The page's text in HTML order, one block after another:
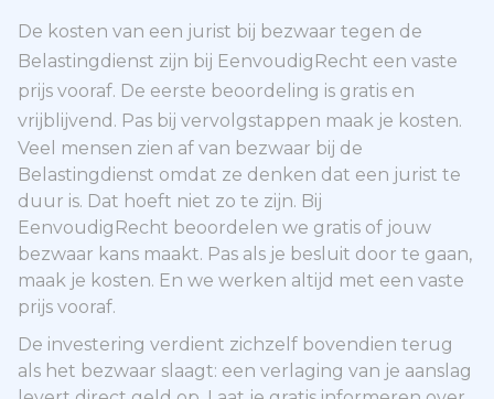
De kosten van een jurist bij bezwaar tegen de
Belastingdienst zijn bij EenvoudigRecht een vaste
prijs vooraf. De eerste beoordeling is gratis en
vrijblijvend. Pas bij vervolgstappen maak je kosten.
Veel mensen zien af van bezwaar bij de
Belastingdienst omdat ze denken dat een jurist te
duur is. Dat hoeft niet zo te zijn. Bij
EenvoudigRecht beoordelen we gratis of jouw
bezwaar kans maakt. Pas als je besluit door te gaan,
maak je kosten. En we werken altijd met een vaste
prijs vooraf.
De investering verdient zichzelf bovendien terug
als het bezwaar slaagt: een verlaging van je aanslag